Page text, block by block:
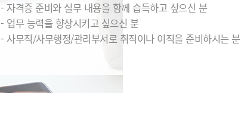
- 자격증 준비와 실무 내용을 함께 습득하고 싶으신 분
- 업무 능력을 향상시키고 싶으신 분
- 사무직/사무행정/관리부서로 취직이나 이직을 준비하시는 분